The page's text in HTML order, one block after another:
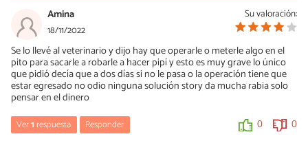
18/11/2022
La solución te la ha dado el veterinario: hay que intervenir. Darle
cualquier cosa que diga gente sin formación tan solo va a
prolongar su sufrimiento.
0
Su valoración:
Amina
18/11/2022
Se lo llevé al veterinario y dijo hay que operarle o meterle algo en el
pito para sacarle a robarle a hacer pipí y esto es muy grave lo único
que pidió decía que a dos días si no le pasa o la operación tiene que
estar egresado no odio ninguna solución story da mucha rabia solo
pensar en el dinero
Ver1respuesta Responder 0 0